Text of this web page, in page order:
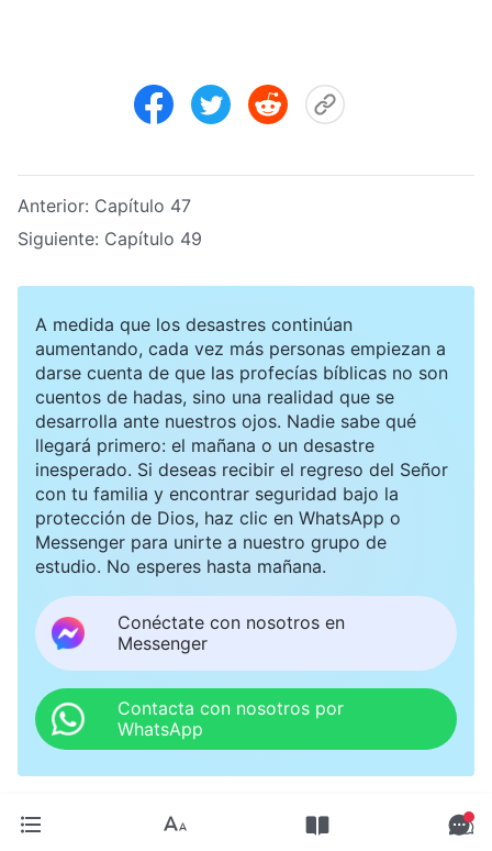
Anterior: Capítulo 47
Siguiente: Capítulo 49
A medida que los desastres continúan
aumentando, cada vez más personas empiezan a
darse cuenta de que las profecías bíblicas no son
cuentos de hadas, sino una realidad que se
desarrolla ante nuestros ojos. Nadie sabe qué
llegará primero: el mañana o un desastre
inesperado. Si deseas recibir el regreso del Señor
con tu familia y encontrar seguridad bajo la
protección de Dios, haz clic en WhatsApp o
Messenger para unirte a nuestro grupo de
estudio. No esperes hasta mañana.
Conéctate con nosotros en
Messenger
Contacta con nosotros por
WhatsApp